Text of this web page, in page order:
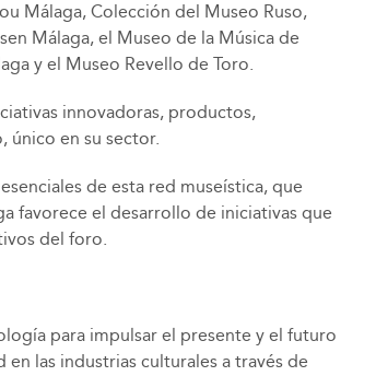
Málaga, Colección del Museo Ruso,
Málaga, el Museo de la Música de
y el Museo Revello de Toro.
innovadoras, productos,
único en su sector.
de esta red museística, que
favorece el desarrollo de iniciativas que
del foro.
para impulsar el presente y el futuro
las industrias culturales a través de